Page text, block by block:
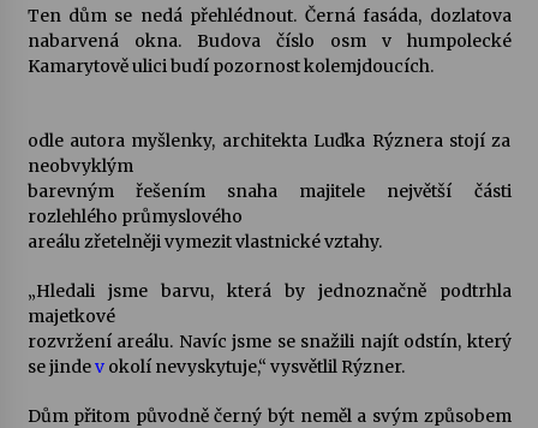
Veselí muzikanti
30. 7. 2026
šedesátka: 28. 7.–1. 8. 2026
Letní koncerty ve Stromovce: Kolchoz a
Jenakaši
28. 7. 2026
Votavžatský ploty
23. 7. 2026
Ten dům se nedá přehlédnout. Černá fasáda, dozlatova
nabarvená okna. Budova číslo osm v humpolecké
Kamarytově ulici budí pozornost kolemjdoucích.
odle autora myšlenky, architekta Luďka Rýznera stojí za
neobvyklým
barevným řešením snaha majitele největší části
rozlehlého průmyslového
areálu zřetelněji vymezit vlastnické vztahy.
„Hledali jsme barvu, která by jednoznačně podtrhla
majetkové
rozvržení areálu. Navíc jsme se snažili najít odstín, který
se jindevokolí nevyskytuje,“ vysvětlil Rýzner.
Dům přitom původně černý být neměl a svým způsobem